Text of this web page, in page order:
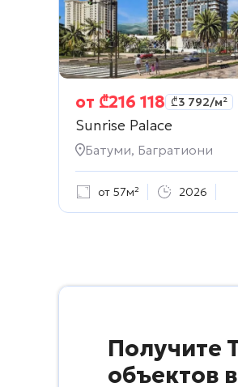
от ₾216 118 ₾3 792/м²
Sunrise Palace
Батуми, Багратиони
от 57м² 2026
Получите
объектов